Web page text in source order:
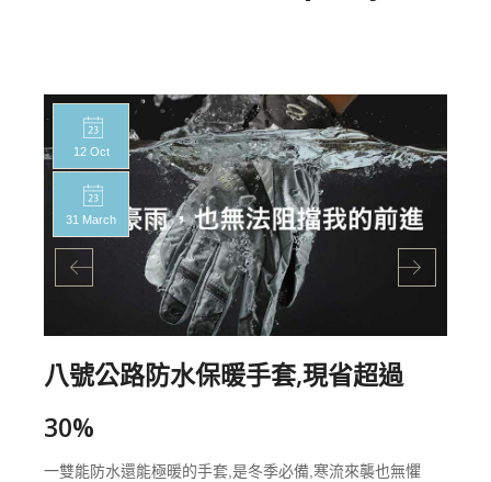
12 Oct
31 March
八號公路防水保暖手套,現省超過
30%
一雙能防水還能極暖的手套,是冬季必備,寒流來襲也無懼